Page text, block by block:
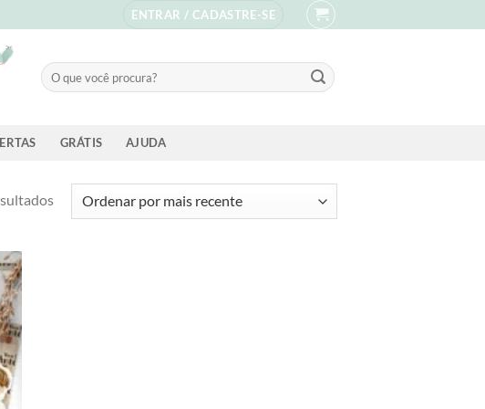
ENTRAR / CADASTRE-SE
Pesquisar
por:
GRÁTIS AJUDA
Classificado
por